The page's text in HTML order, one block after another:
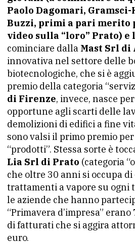
Paolo Dagomari,
Buzzi, primi a pari merito
video sulla “loro” Prato) e
cominciare dalla Mast Srl di
innovativa nel settore delle
biotecnologiche, che si è
premio della categoria
di Firenze, invece, nasce
opportune agli scarti delle
demolizioni di edifici a fine
sono valsi il primo premio
“prodotti”. Stessa sorte è
Lia Srl di Prato (categoria
che oltre 30 anni si occupa
trattamenti a vapore su ogni
le aziende che hanno
“Primavera d’impresa”
di fatturati che si aggira
euro.